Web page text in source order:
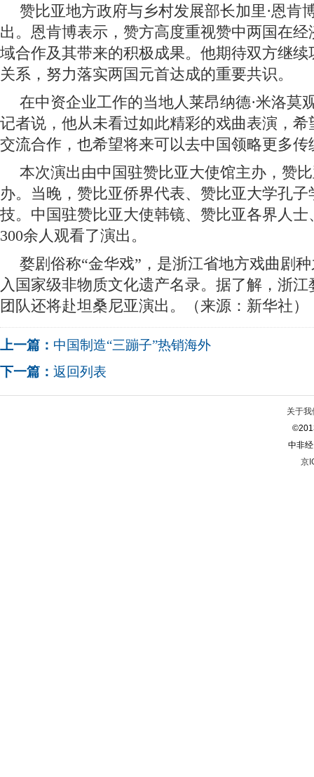
赞比亚地方政府与乡村发展部长加里·恩肯
出。恩肯博表示，赞方高度重视赞中两国在
域合作及其带来的积极成果。他期待双方继
关系，努力落实两国元首达成的重要共识。
在中资企业工作的当地人莱昂纳德·米洛莫
记者说，他从未看过如此精彩的戏曲表演，
交流合作，也希望将来可以去中国领略更
本次演出由中国驻赞比亚大使馆主办，赞
办。当晚，赞比亚侨界代表、赞比亚大学孔
技。中国驻赞比亚大使韩镜、赞比亚各界人
300余人观看了演出。
婺剧俗称“金华戏”，是浙江省地方戏曲剧
入国家级非物质文化遗产名录。据了解，浙
团队还将赴坦桑尼亚演出。（来源：新华社）
上一篇： 中国制造“三蹦子”热销海外
下一篇： 返回列表
关于我
中非
京